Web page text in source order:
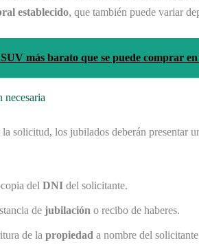
establecido, que también puede variar
más barato que se puede comprar
necesaria
solicitud, los jubilados deberán presentar
del DNI del solicitante.
de jubilación o recibo de haberes.
de la propiedad a nombre del